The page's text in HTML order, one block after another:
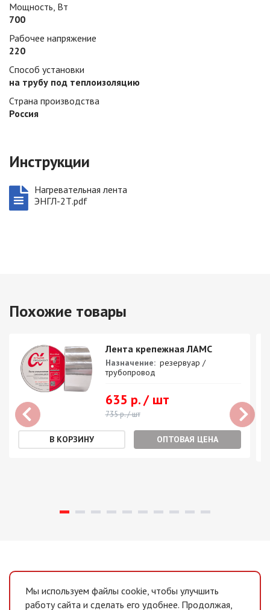
Мощность, Вт
700
Рабочее напряжение
220
Способ установки
на трубу под теплоизоляцию
Страна производства
Россия
Инструкции
Нагревательная лента
ЭНГЛ-2Т.pdf
Похожие товары
Лента крепежная ЛАМС
Назначение: резервуар /
трубопровод
635 р. / шт
735 р. / шт
ОПТОВАЯ ЦЕНА
Мы используем файлы cookie, чтобы улучшить
работу сайта и сделать его удобнее. Продолжая,